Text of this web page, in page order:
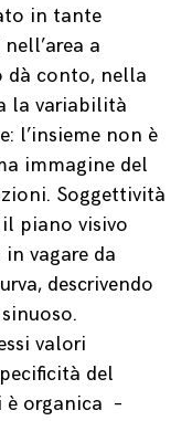
in tante
a
dà conto, nella
la variabilità
l’insieme non è
immagine del
Soggettività
piano visivo
vagare da
descrivendo
valori
del
è organica –